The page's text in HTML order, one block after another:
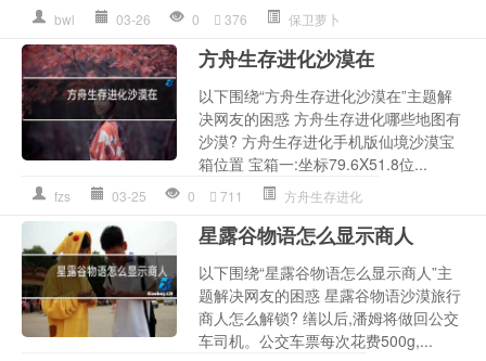
bwl 03-26 0 376 保卫萝卜
方舟生存进化沙漠在
以下围绕“方舟生存进化沙漠在”主题解
决网友的困惑 方舟生存进化哪些地图有
沙漠? 方舟生存进化手机版仙境沙漠宝
箱位置 宝箱一:坐标79.6X51.8位...
fzs 03-25 0 711 方舟生存进化
星露谷物语怎么显示商人
以下围绕“星露谷物语怎么显示商人”主
题解决网友的困惑 星露谷物语沙漠旅行
商人怎么解锁? 缮以后,潘姆将做回公交
车司机。公交车票每次花费500g,...